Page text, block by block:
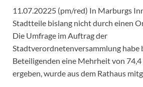
11.07.20225 (pm/red) In Marburgs
Stadtteile bislang nicht durch einen
Die Umfrage im Auftrag der
Stadtverordnetenversammlung habe
Beteiligenden eine Mehrheit von
ergeben, wurde aus dem Rathaus